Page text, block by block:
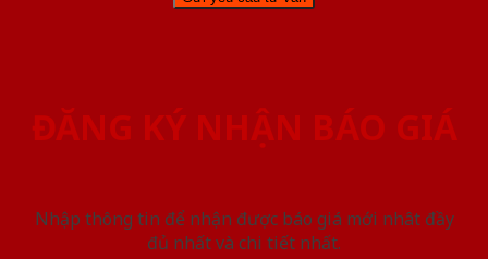
ĐĂNG KÝ NHẬN BÁO GIÁ
Nhập thông tin để nhận được báo giá mới nhât đầy
đủ nhất và chi tiết nhất.